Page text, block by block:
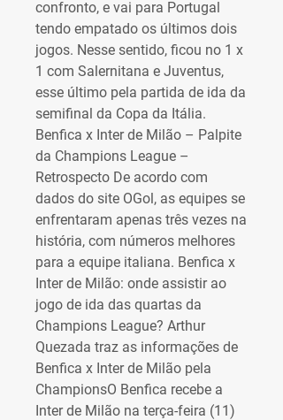
confronto, e vai para Portugal
tendo empatado os últimos dois
jogos. Nesse sentido, ficou no 1 x
1 com Salernitana e Juventus,
esse último pela partida de ida da
semifinal da Copa da Itália.
Benfica x Inter de Milão – Palpite
da Champions League –
Retrospecto De acordo com
dados do site OGol, as equipes se
enfrentaram apenas três vezes na
história, com números melhores
para a equipe italiana. Benfica x
Inter de Milão: onde assistir ao
jogo de ida das quartas da
Champions League? Arthur
Quezada traz as informações de
Benfica x Inter de Milão pela
ChampionsO Benfica recebe a
Inter de Milão na terça-feira (11)